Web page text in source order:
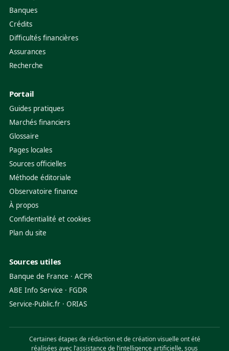
Banques
Crédits
Difficultés financières
Assurances
Recherche
Portail
Guides pratiques
Marchés financiers
Glossaire
Pages locales
Sources officielles
Méthode éditoriale
Observatoire finance
À propos
Confidentialité et cookies
Plan du site
Sources utiles
Banque de France · ACPR
ABE Info Service · FGDR
Service-Public.fr · ORIAS
Certaines étapes de rédaction et de création visuelle ont été
réalisées avec l’assistance de l’intelligence artificielle, sous